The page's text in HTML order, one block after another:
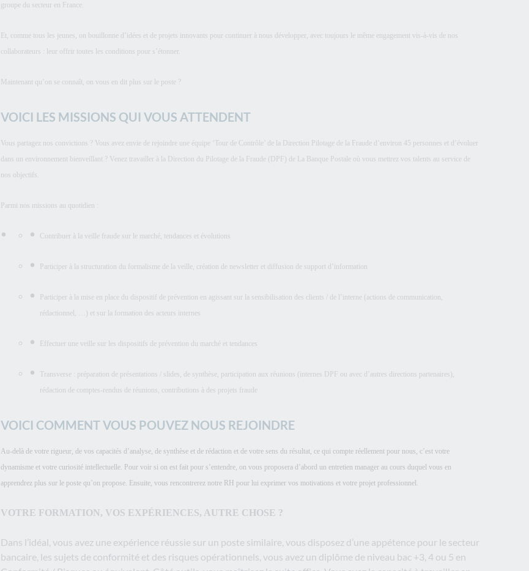
groupe du secteur en France.
Et, comme tous les jeunes, on bouillonne d’idées et de projets innovants pour continuer à nous développer, avec toujours le même engagement vis-à-vis de nos
collaborateurs : leur offrir toutes les conditions pour s’étonner.
Maintenant qu’on se connaît, on vous en dit plus sur le poste ?
VOICI LES MISSIONS QUI VOUS ATTENDENT
Vous partagez nos convictions ? Vous avez envie de rejoindre une équipe ‘Tour de Contrôle’ de la Direction Pilotage de la Fraude d’environ 45 personnes et d’évoluer
dans un environnement bienveillant ? Venez travailler à la Direction du Pilotage de la Fraude (DPF) de La Banque Postale où vous mettrez vos talents au service de
nos objectifs.
Parmi nos missions au quotidien :
Contribuer à la veille fraude sur le marché, tendances et évolutions
Participer à la structuration du formalisme de la veille, création de newsletter et diffusion de support d’information
Participer à la mise en place du dispositif de prévention en agissant sur la sensibilisation des clients / de l’interne (actions de communication,
rédactionnel, …) et sur la formation des acteurs internes
Effectuer une veille sur les dispositifs de prévention du marché et tendances
Transverse : préparation de présentations / slides, de synthèse, participation aux réunions (internes DPF ou avec d’autres directions partenaires),
rédaction de comptes-rendus de réunions, contributions à des projets fraude
VOICI COMMENT VOUS POUVEZ NOUS REJOINDRE
Au-delà de votre rigueur, de vos capacités d’analyse, de synthèse et de rédaction et de votre sens du résultat, ce qui compte réellement pour nous, c’est votre
dynamisme et votre curiosité intellectuelle. Pour voir si on est fait pour s’entendre, on vous proposera d’abord un entretien manager au cours duquel vous en
apprendrez plus sur le poste qu’on propose. Ensuite, vous rencontrerez notre RH pour lui exprimer vos motivations et votre projet professionnel.
VOTRE FORMATION, VOS EXPÉRIENCES, AUTRE CHOSE ?
Dans l’idéal, vous avez une expérience réussie sur un poste similaire, vous disposez d’une appétence pour le secteur
bancaire, les sujets de conformité et des risques opérationnels, vous avez un diplôme de niveau bac +3, 4 ou 5 en